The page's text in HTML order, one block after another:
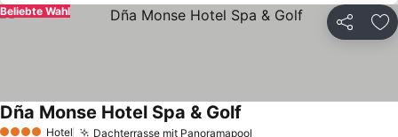
Teilen
Beliebte Wahl
Hotel Dachterrasse mit Panoramapool
Dña Monse Hotel Spa & Golf